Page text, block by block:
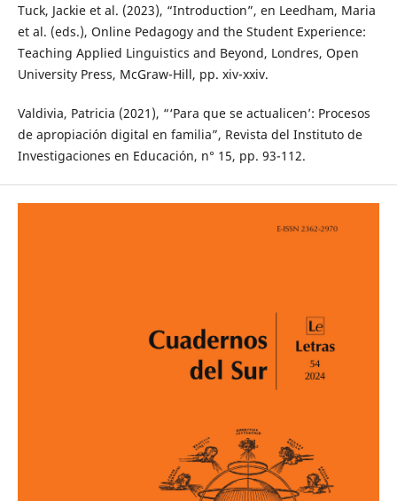
Tuck, Jackie et al. (2023), “Introduction”, en Leedham, Maria
et al. (eds.), Online Pedagogy and the Student Experience:
Teaching Applied Linguistics and Beyond, Londres, Open
University Press, McGraw-Hill, pp. xiv-xxiv.
Valdivia, Patricia (2021), “‘Para que se actualicen’: Procesos
de apropiación digital en familia”, Revista del Instituto de
Investigaciones en Educación, n° 15, pp. 93-112.